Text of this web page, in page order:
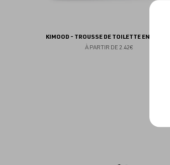
KIMOOD - TROUSSE DE TOILETTE EN COTON
À PARTIR DE 2.42€